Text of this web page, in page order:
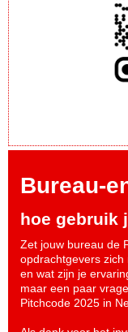
Bureau-
hoe gebruik
Zet jouw bureau de
opdrachtgevers
en wat zijn je
maar een paar
Pitchcode 2025 in